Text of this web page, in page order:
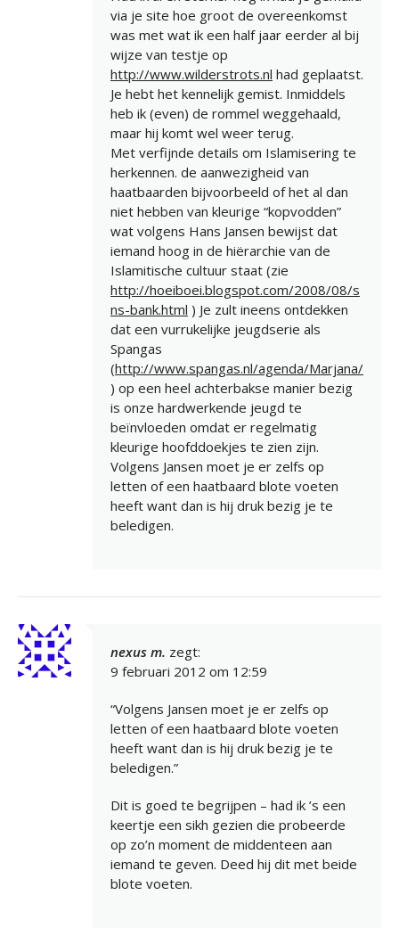
via je site hoe groot de overeenkomst
was met wat ik een half jaar eerder al bij
wijze van testje op
http://www.wilderstrots.nl had geplaatst.
Je hebt het kennelijk gemist. Inmiddels
heb ik (even) de rommel weggehaald,
maar hij komt wel weer terug.
Met verfijnde details om Islamisering te
herkennen. de aanwezigheid van
haatbaarden bijvoorbeeld of het al dan
niet hebben van kleurige “kopvodden”
wat volgens Hans Jansen bewijst dat
iemand hoog in de hiërarchie van de
Islamitische cultuur staat (zie
http://hoeiboei.blogspot.com/2008/08/s
ns-bank.html ) Je zult ineens ontdekken
dat een vurrukelijke jeugdserie als
Spangas
(http://www.spangas.nl/agenda/Marjana/
) op een heel achterbakse manier bezig
is onze hardwerkende jeugd te
beïnvloeden omdat er regelmatig
kleurige hoofddoekjes te zien zijn.
Volgens Jansen moet je er zelfs op
letten of een haatbaard blote voeten
heeft want dan is hij druk bezig je te
beledigen.
nexus m. zegt:
9 februari 2012 om 12:59
“Volgens Jansen moet je er zelfs op
letten of een haatbaard blote voeten
heeft want dan is hij druk bezig je te
beledigen.”
Dit is goed te begrijpen – had ik ’s een
keertje een sikh gezien die probeerde
op zo’n moment de middenteen aan
iemand te geven. Deed hij dit met beide
blote voeten.